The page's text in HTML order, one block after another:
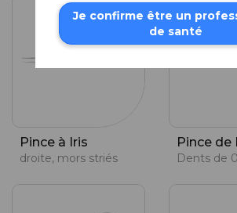
Pince à Iris
droite, mors striés
Pince de
Dents de
Je confirme être un
de santé